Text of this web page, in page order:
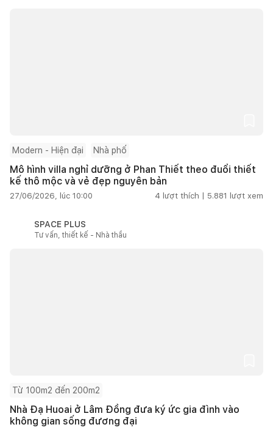
Modern - Hiện đại Nhà phố
Mô hình villa nghỉ dưỡng ở Phan Thiết theo đuổi thiết
kế thô mộc và vẻ đẹp nguyên bản
27/06/2026, lúc 10:00 4 lượt thích | 5.881 lượt xem
SPACE PLUS
Tư vấn, thiết kế - Nhà thầu
Từ 100m2 đến 200m2
Nhà Đạ Huoai ở Lâm Đồng đưa ký ức gia đình vào
không gian sống đương đại